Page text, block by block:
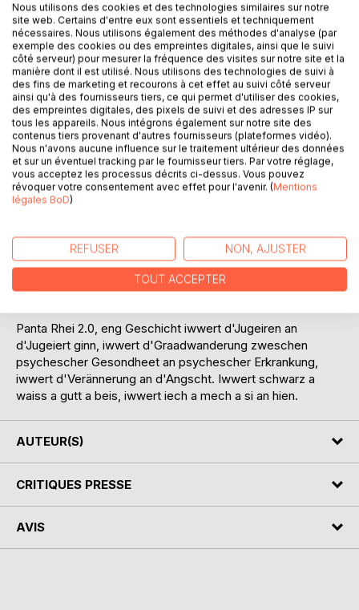
DESCRIPTION
Fir der Gesellschaft ze entkommen dei bedreelech ass,
décideiert eng Fra sech an d'Isolatioun zrëckzezeien an all
Verännerungen ze trotzen. An eenzelen Artiklen dei si un
eng Zeitung scheckt fir hiert Experiment ze dokumenteiren,
si d'Gesellschaft dei si esou haast. Iwerzeegt vun der
efficaciteit vun hirer Leisung, focusseiert op d'Evitement
vun der Verännerung struewelt si fir sech zu recht ze
fannen.
Panta Rhei 2.0, eng Geschicht iwwert d'Jugeiren an
d'Jugeiert ginn, iwwert d'Graadwanderung zweschen
psychescher Gesondheet an psychescher Erkrankung,
iwwert d'Verännerung an d'Angscht. Iwwert schwarz a
waiss a gutt a beis, iwwert iech a mech a si an hien.
AUTEUR(S)
CRITIQUES PRESSE
AVIS
Nous utilisons des cookies et des technologies similaires sur notre
site web. Certains d'entre eux sont essentiels et techniquement
nécessaires. Nous utilisons également des méthodes d'analyse (par
exemple des cookies ou des empreintes digitales, ainsi que le suivi
côté serveur) pour mesurer la fréquence des visites sur notre site et la
manière dont il est utilisé. Nous utilisons des technologies de suivi à
des fins de marketing et recourons à cet effet au suivi côté serveur
ainsi qu'à des fournisseurs tiers, ce qui permet d'utiliser des cookies,
des empreintes digitales, des pixels de suivi et des adresses IP sur
tous les appareils. Nous intégrons également sur notre site des
contenus tiers provenant d'autres fournisseurs (plateformes vidéo).
Nous n'avons aucune influence sur le traitement ultérieur des données
et sur un éventuel tracking par le fournisseur tiers. Par votre réglage,
vous acceptez les processus décrits ci-dessus. Vous pouvez
révoquer votre consentement avec effet pour l'avenir. (Mentions
légales BoD)
REFUSER NON, AJUSTER
TOUT ACCEPTER